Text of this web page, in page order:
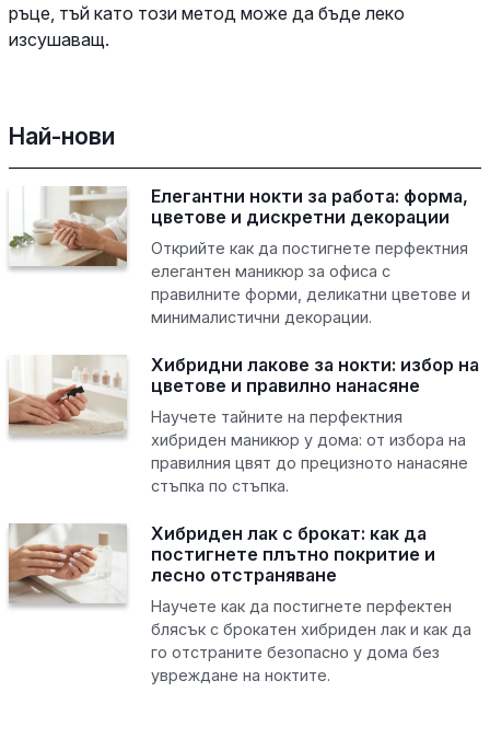
ръце, тъй като този метод може да бъде леко
изсушаващ.
Най-нови
Елегантни нокти за работа: форма,
цветове и дискретни декорации
Открийте как да постигнете перфектния
елегантен маникюр за офиса с
правилните форми, деликатни цветове и
минималистични декорации.
Хибридни лакове за нокти: избор на
цветове и правилно нанасяне
Научете тайните на перфектния
хибриден маникюр у дома: от избора на
правилния цвят до прецизното нанасяне
стъпка по стъпка.
Хибриден лак с брокат: как да
постигнете плътно покритие и
лесно отстраняване
Научете как да постигнете перфектен
блясък с брокатен хибриден лак и как да
го отстраните безопасно у дома без
увреждане на ноктите.